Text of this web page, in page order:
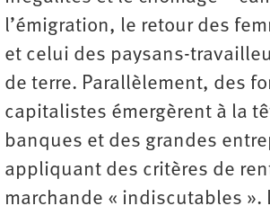
l’émigration, le retour des
et celui des paysans-
de terre. Parallèlement, des
capitalistes émergèrent à la
banques et des grandes
appliquant des critères de
marchande « indiscutables ».